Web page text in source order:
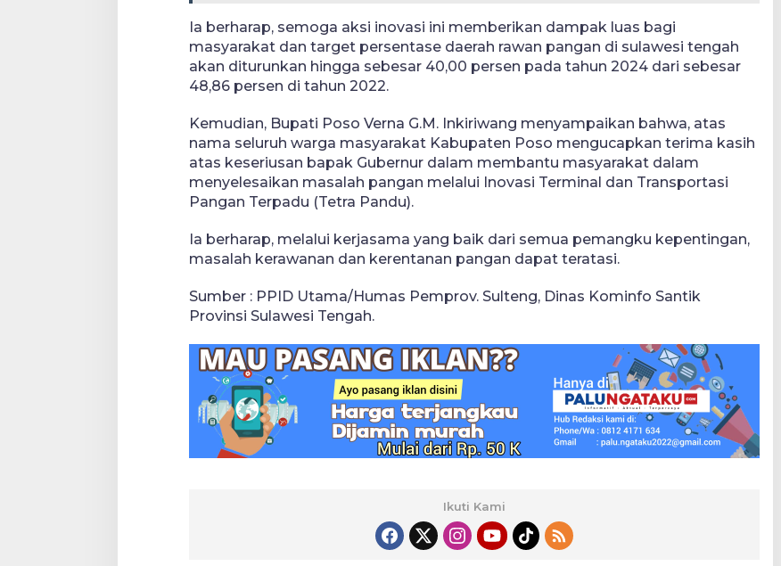
Ia berharap, semoga aksi inovasi ini memberikan dampak luas bagi
masyarakat dan target persentase daerah rawan pangan di sulawesi tengah
akan diturunkan hingga sebesar 40,00 persen pada tahun 2024 dari sebesar
48,86 persen di tahun 2022.
Kemudian, Bupati Poso Verna G.M. Inkiriwang menyampaikan bahwa, atas
nama seluruh warga masyarakat Kabupaten Poso mengucapkan terima kasih
atas keseriusan bapak Gubernur dalam membantu masyarakat dalam
menyelesaikan masalah pangan melalui Inovasi Terminal dan Transportasi
Pangan Terpadu (Tetra Pandu).
Ia berharap, melalui kerjasama yang baik dari semua pemangku kepentingan,
masalah kerawanan dan kerentanan pangan dapat teratasi.
Sumber : PPID Utama/Humas Pemprov. Sulteng, Dinas Kominfo Santik
Provinsi Sulawesi Tengah.
Ikuti Kami